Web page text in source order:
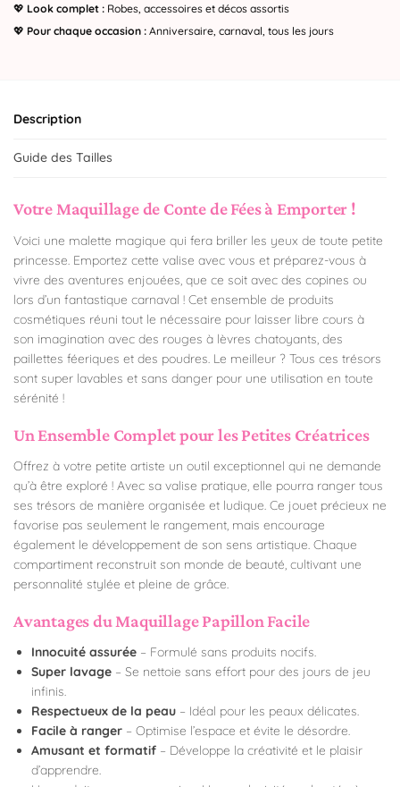
💖 Look complet : Robes, accessoires et décos assortis
💖 Pour chaque occasion : Anniversaire, carnaval, tous les jours
Description
Guide des Tailles
Votre Maquillage de Conte de Fées à Emporter !
Voici une malette magique qui fera briller les yeux de toute petite
princesse. Emportez cette valise avec vous et préparez-vous à
vivre des aventures enjouées, que ce soit avec des copines ou
lors d’un fantastique carnaval ! Cet ensemble de produits
cosmétiques réuni tout le nécessaire pour laisser libre cours à
son imagination avec des rouges à lèvres chatoyants, des
paillettes féeriques et des poudres. Le meilleur ? Tous ces trésors
sont super lavables et sans danger pour une utilisation en toute
sérénité !
Un Ensemble Complet pour les Petites Créatrices
Offrez à votre petite artiste un outil exceptionnel qui ne demande
qu’à être exploré ! Avec sa valise pratique, elle pourra ranger tous
ses trésors de manière organisée et ludique. Ce jouet précieux ne
favorise pas seulement le rangement, mais encourage
également le développement de son sens artistique. Chaque
compartiment reconstruit son monde de beauté, cultivant une
personnalité stylée et pleine de grâce.
Avantages du Maquillage Papillon Facile
Innocuité assurée – Formulé sans produits nocifs.
Super lavage – Se nettoie sans effort pour des jours de jeu
infinis.
Respectueux de la peau – Idéal pour les peaux délicates.
Facile à ranger – Optimise l’espace et évite le désordre.
Amusant et formatif – Développe la créativité et le plaisir
d’apprendre.